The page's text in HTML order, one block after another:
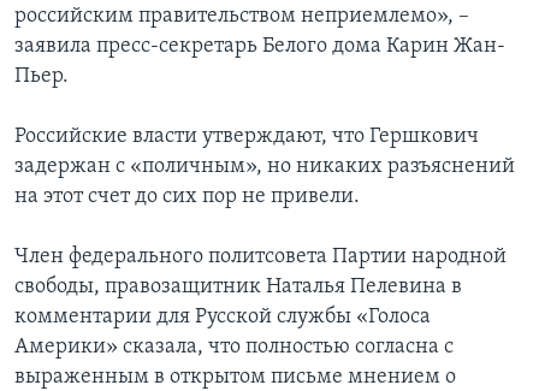
российским правительством неприемлемо», –
заявила пресс-секретарь Белого дома Карин Жан-
Пьер.
Российские власти утверждают, что Гершкович
задержан с «поличным», но никаких разъяснений
на этот счет до сих пор не привели.
Член федерального политсовета Партии народной
свободы, правозащитник Наталья Пелевина в
комментарии для Русской службы «Голоса
Америки» сказала, что полностью согласна с
выраженным в открытом письме мнением о